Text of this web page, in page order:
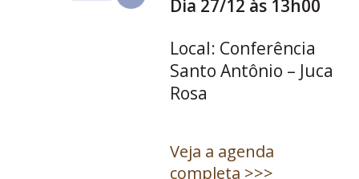
Dia 27/12 às 13h00
Local: Conferência
Santo Antônio – Juca
Rosa
Veja a agenda
completa >>>